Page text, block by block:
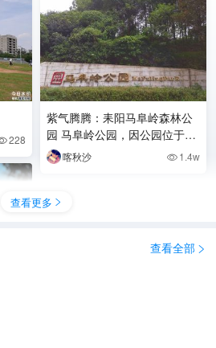
228
紫气腾腾：耒阳马阜岭森林公
园 马阜岭公园，因公园位于马
阜岭而得名（耒阳市政府后
山），是由马阜岭群山中
喀秋沙  1.4w
查看更多 
查看全部 